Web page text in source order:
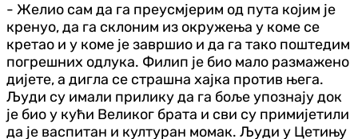
- Желио сам да га преусмјерим од пута којим је
кренуо, да га склоним из окружења у коме се
кретао и у коме је завршио и да га тако поштедим
погрешних одлука. Филип је био мало размажено
дијете, а дигла се страшна хајка против њега.
Људи су имали прилику да га боље упознају док
је био у кући Великог брата и сви су примијетили
да је васпитан и културан момак. Људи у Цетињу